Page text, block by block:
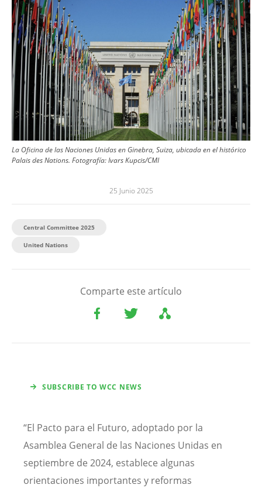
La Oficina de las Naciones Unidas en Ginebra, Suiza, ubicada en el histórico
Palais des Nations. Fotografía:Ivars Kupcis/CMI
25 Junio 2025
Central Committee 2025
United Nations
Comparte este artículo
SUBSCRIBE TO WCC NEWS
“El Pacto para el Futuro, adoptado por la
Asamblea General de las Naciones Unidas en
septiembre de 2024, establece algunas
orientaciones importantes y reformas